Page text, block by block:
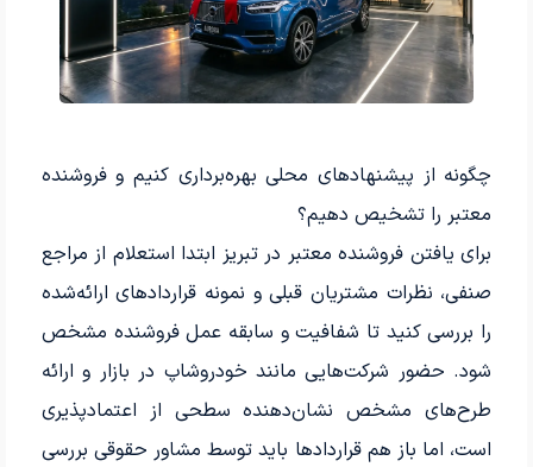
چگونه از پیشنهادهای محلی بهره‌برداری کنیم و فروشنده
معتبر را تشخیص دهیم؟
برای یافتن فروشنده معتبر در تبریز ابتدا استعلام از مراجع
صنفی، نظرات مشتریان قبلی و نمونه قراردادهای ارائه‌شده
را بررسی کنید تا شفافیت و سابقه عمل فروشنده مشخص
شود. حضور شرکت‌هایی مانند خودروشاپ در بازار و ارائه
طرح‌های مشخص نشان‌دهنده سطحی از اعتمادپذیری
است، اما باز هم قراردادها باید توسط مشاور حقوقی بررسی